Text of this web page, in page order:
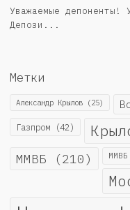
Уважаемые
Депози...
Метки
Александр Крылов (25)
Газпром (42)
ММВБ (210) ММВБ